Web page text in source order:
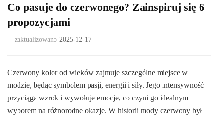
Co pasuje do czerwonego? Zainspiruj się 6
propozycjami
zaktualizowano 2025-12-17
Czerwony kolor od wieków zajmuje szczególne miejsce w
modzie, będąc symbolem pasji, energii i siły. Jego intensywność
przyciąga wzrok i wywołuje emocje, co czyni go idealnym
wyborem na różnorodne okazje. W historii mody czerwony był